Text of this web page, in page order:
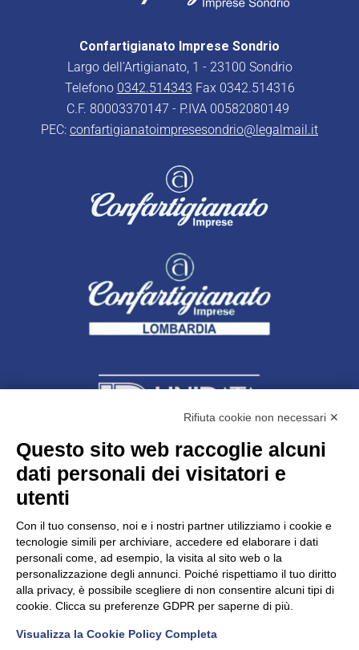
Confartigianato Imprese Sondrio
Largo dell’Artigianato, 1 - 23100 Sondrio
Telefono 0342.514343 Fax 0342.514316
C.F. 80003370147 - P.IVA 00582080149
PEC: confartigianatoimpresesondrio@legalmail.it
Unidata s.r.lcon unico socio
Largo dell’Artigianato, 1 - 23100 Sondrio
C.F. 00481790145 - N.REA SO-36426
PEC: unidata.sondrio@legalmail.it
Cap. soc. euro 100.000,00 i.v.
Rifiuta cookie non necessari ✕
Questo sito web raccoglie alcuni
dati personali dei visitatori e
utenti
Con il tuo consenso, noi e i nostri partner utilizziamo i cookie e
tecnologie simili per archiviare, accedere ed elaborare i dati
personali come, ad esempio, la visita al sito web o la
personalizzazione degli annunci. Poiché rispettiamo il tuo diritto
alla privacy, è possibile scegliere di non consentire alcuni tipi di
cookie. Clicca su preferenze GDPR per saperne di più.
Visualizza la Cookie Policy Completa